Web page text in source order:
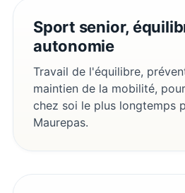
Sport senior,
autonomie
Travail de l'équilibre,
maintien de la mobilité,
chez soi le plus longtemps
Maurepas.